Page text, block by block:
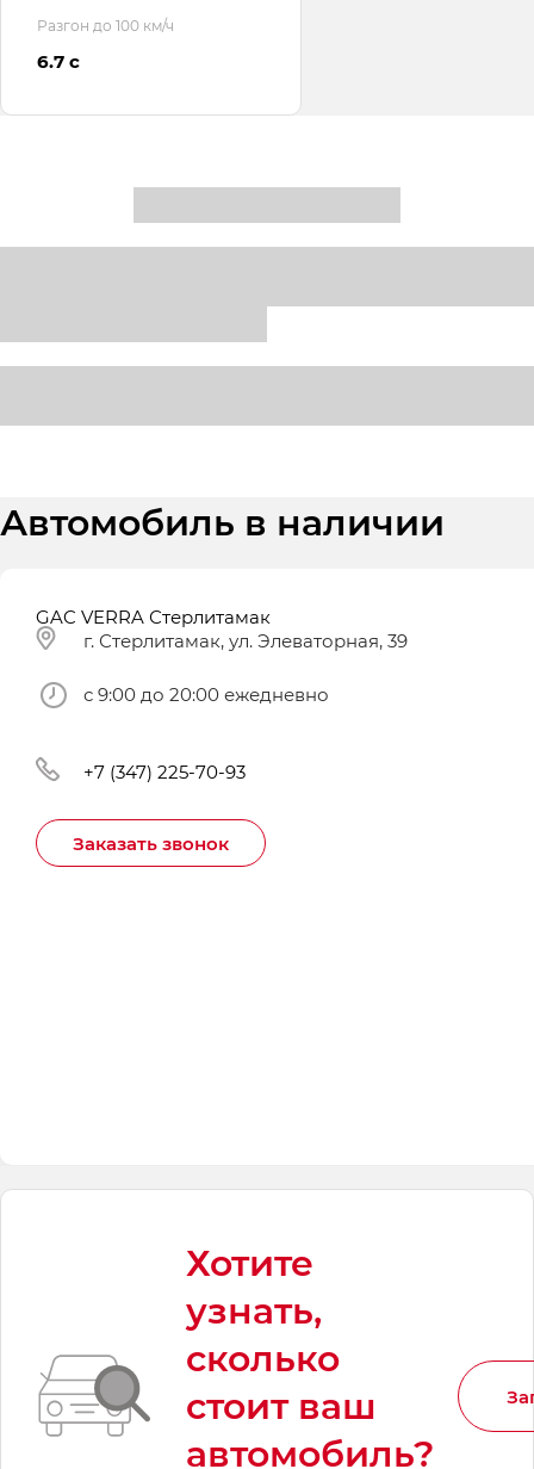
Разгон до 100 км/ч
6.7 с
Автомобиль в наличии
GAC VERRA Стерлитамак
г. Стерлитамак, ул. Элеваторная, 39
с 9:00 до 20:00 ежедневно
+7 (347) 225-70-93
Заказать звонок
Хотите
узнать,
сколько
стоит ваш
автомобиль?